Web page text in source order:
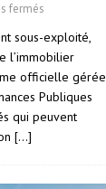
fermés
sous-exploité,
l’immobilier
officielle gérée
Publiques
qui peuvent
[…]